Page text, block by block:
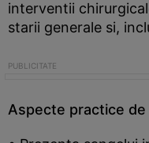
interventii
starii generale si,
Aspecte practice